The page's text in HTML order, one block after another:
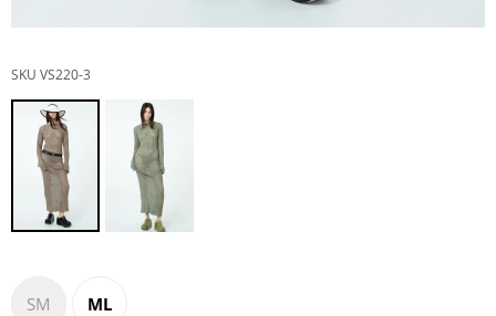
VS220-3
SM ML